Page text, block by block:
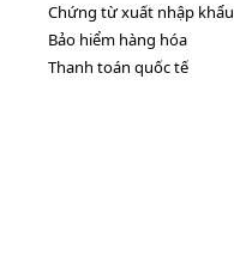
Chứng từ xuất nhập khẩu
Bảo hiểm hàng hóa
Thanh toán quốc tế